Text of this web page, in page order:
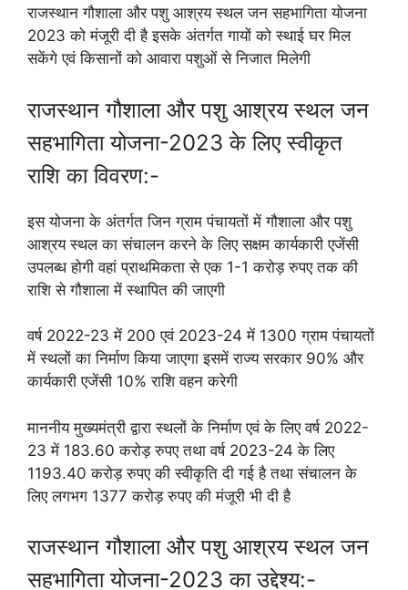
राजस्थान गौशाला और पशु आश्रय स्थल जन सहभागिता योजना
2023 को मंजूरी दी है इसके अंतर्गत गायों को स्थाई घर मिल
सकेंगे एवं किसानों को आवारा पशुओं से निजात मिलेगी
राजस्थान गौशाला और पशु आश्रय स्थल जन
सहभागिता योजना-2023 के लिए स्वीकृत
राशि का विवरण:-
इस योजना के अंतर्गत जिन ग्राम पंचायतों में गौशाला और पशु
आश्रय स्थल का संचालन करने के लिए सक्षम कार्यकारी एजेंसी
उपलब्ध होगी वहां प्राथमिकता से एक 1-1 करोड़ रुपए तक की
राशि से गौशाला में स्थापित की जाएगी
वर्ष 2022-23 में 200 एवं 2023-24 में 1300 ग्राम पंचायतों
में स्थलों का निर्माण किया जाएगा इसमें राज्य सरकार 90% और
कार्यकारी एजेंसी 10% राशि वहन करेगी
माननीय मुख्यमंत्री द्वारा स्थलों के निर्माण एवं के लिए वर्ष 2022-
23 में 183.60 करोड़ रुपए तथा वर्ष 2023-24 के लिए
1193.40 करोड़ रुपए की स्वीकृति दी गई है तथा संचालन के
लिए लगभग 1377 करोड़ रुपए की मंजूरी भी दी है
राजस्थान गौशाला और पशु आश्रय स्थल जन
सहभागिता योजना-2023 का उद्देश्य:-